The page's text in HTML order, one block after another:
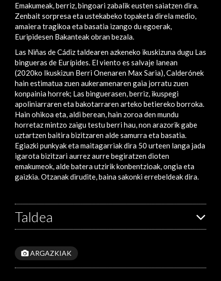
Emakumeak, berriz, bingoari zabalik eusten saiatzen dira.
Zenbait sorpresa eta ustekabeko topaketa direla medio,
amaiera tragikoa eta basatia izango du egoerak,
Euripidesen Bakanteak obran bezala.
Las Niñas de Cádiz taldearen azkeneko ikuskizuna dugu Las
bingueras de Eurípides. El viento es salvaje lanean
(2020ko Ikuskizun Berri Onenaren Max Saria), Calderónek
hain estimatua zuen aukeramenaren gaia jorratu zuen
konpainia horrek; Las binguerasen, berriz, ikuspegi
apoliniarraren eta bakotarraren arteko betiereko borroka.
Hain ohikoa eta, aldi berean, hain zoroa den mundu
horretaz mintzo zaigu testu berri hau, non arazorik gabe
uztartzen baitira bizitzaren alde samurra eta basatia.
Egiazki punkyak eta maitagarriak dira 50 urteen langa jada
igarota bizitzari aurrez aurre begiratzen dioten
emakumeok, alde batera utzirik konbentzioak, ongia eta
gaizkia. Otzanak dirudite, baina sakonki errebeldeak dira.
Taldea
ARGAZKIAK